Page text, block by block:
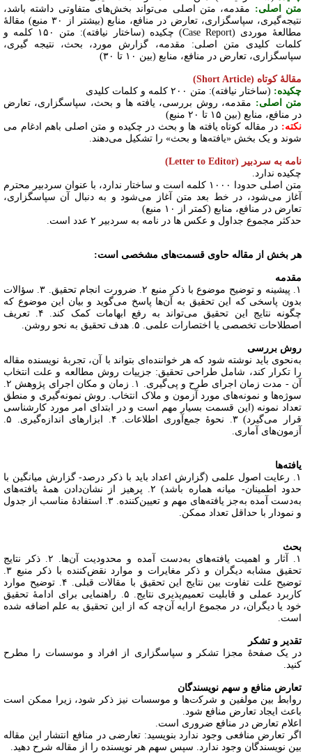
متن اصلی: مقدمه، متن اصلی می‌تواند بخش‌های متفاوتی داشته باشد،
نتیجه‌گیری، سپاسگزاری، تعارض در منافع، منابع (بیشتر از ۳۰ منبع) مقالۀ
مطالعۀ موردی (Case Report) چکیده (ساختار نیافته): متن ۱۵۰ کلمه و
کلمات کلیدی متن اصلی: مقدمه، گزارش مورد، بحث، نتیجه گیری،
سپاسگزاری، تعارض در منافع، منابع (بین ۱۰ تا ۳۰)
مقالۀ کوتاه (Short Article)
چکیده:(ساختار نیافته): متن ۲۰۰ کلمه و کلمات کلیدی
متن اصلی: مقدمه، روش بررسی، یافته ها و بحث، سپاسگزاری، تعارض
در منافع، منابع (بین ۱۵ تا ۲۰ منبع)
نکته:در مقاله کوتاه یافته ها و بحث در چکیده و متن اصلی باهم ادغام می
شوند و یک بخش «یافته‌ها و بحث» را تشکیل می‌دهند.
نامه به سردبیر (Letter to Editor)
چکیده ندارد.
متن اصلی حدودا ۱۰۰۰ کلمه است و ساختار ندارد، با عنوان سردبیر محترم
آغاز می‌شود، در خط بعد متن آغاز می‌شود و به دنبال آن سپاسگزاری،
تعارض در منافع، منابع (کمتر از ۱۰ منبع)
حدکثر مجموع جداول و عکس ها در نامه به سردبیر ۲ عدد است.
هر بخش از مقاله حاوی قسمت‌های مشخصی است:
مقدمه
۱. پیشینه و توضیح موضوع با ذکر منبع ۲. ضرورت انجام تحقیق. ۳. سؤالات
بدون پاسخی که این تحقیق به آن‌ها پاسخ می‌گوید و بیان این موضوع که
چگونه نتایج این تحقیق می‌تواند به رفع ابهامات کمک کند. ۴. تعریف
اصطلاحات تخصصی یا اختصارات علمی. ۵. هدف تحقیق به نحو روشن.
روش بررسی
به‌نحوی باید نوشته شود که هر خواننده‌ای بتواند با آن، تجربۀ نویسنده مقاله
را تکرار کند، شامل طراحی تحقیق: جزییات روش مطالعه و علت انتخاب
آن - مدت زمان اجرای طرح و پی‌گیری. ۱. زمان و مکان اجرای پژوهش ۲.
سوژه‌ها و نمونه‌های مورد آزمون و ملاک انتخاب. روش نمونه‌گیری و منطق
تعداد نمونه (این قسمت بسیار مهم است و در ابتدای امر مورد کارشناسی
قرار می‌گیرد) ۳. نحوۀ جمع‌آوری اطلاعات. ۴. ابزارهای اندازه‌گیری. ۵.
آزمون‌های آماری.
یافته‌ها
۱. رعایت اصول علمی (گزارش اعداد باید با ذکر درصد- گزارش میانگین با
حدود اطمینان- میانه هماره باشد) ۲. پرهیز از نشان‌دادن همۀ یافته‌های
به‌دست آمده به‌جز یافته‌های مهم و تعیین‌کننده. ۳. استفادۀ مناسب از جدول
و نمودار با حداقل تعداد ممکن.
بحث
۱. آثار و اهمیت یافته‌های به‌دست آمده و محدودیت آن‌ها. ۲. ذکر نتایج
تحقیق مشابه دیگران و ذکر مغایرات و موارد نقض‌کننده با ذکر منبع ۳.
توضیح علت تفاوت بین نتایج این تحقیق با مقالات قبلی. ۴. توضیح موارد
کاربرد عملی و قابلیت تعمیم‌پذیری نتایج. ۵. راهنمایی برای ادامۀ تحقیق
خود یا دیگران، در مجموع ارایه آن‌چه که از این تحقیق به علم اضافه شده
است.
تقدیر و تشکر
در یک ﺻﻔﺤۀ ﻣﺠﺰا ﺗﺸﮑﺮ و ﺳﭙﺎﺳﮕﺰاری از اﻓﺮاد و ﻣﻮﺳﺴﺎت را مطرح
کنید.‬
تعارض منافع و سهم نویسندگان
رواﺑﻂ ﺑﯿﻦ ﻣﻮﻟﻔﯿﻦ و ﺷﺮﮐت‌ها و ﻣﻮﺳﺴﺎت نیز ذﮐﺮ ﺷﻮد، زیرا ﻣﻤﮑﻦ اﺳﺖ
ﺑﺎﻋﺚ ایجاد ﺗﻌﺎرض ﻣﻨﺎﻓﻊ ﺷﻮد.‬
اعلام تعارض در منافع ضروری است.
اگر تعارض منافعی وجود ندارد بنویسید: تعارضی در منافع انتشار این مقاله
بین نویسندگان وجود ندارد. سپس سهم هر نویسنده را از مقاله شرح دهید.